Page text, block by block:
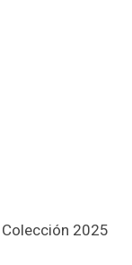
Colección 2025